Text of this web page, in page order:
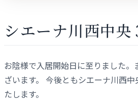
シエーナ川西中央
お陰様で入居開始日に至りました
ざいます。 今後ともシエーナ川西
たします。